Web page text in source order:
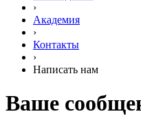
›
Академия
›
Контакты
›
Написать нам
Ваше